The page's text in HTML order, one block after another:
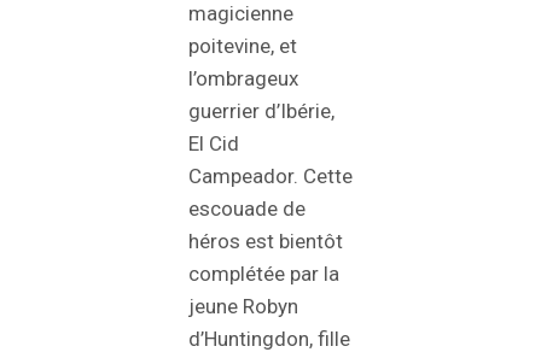
magicienne
poitevine, et
l’ombrageux
guerrier d’Ibérie,
El Cid
Campeador. Cette
escouade de
héros est bientôt
complétée par la
jeune Robyn
d’Huntingdon, fille